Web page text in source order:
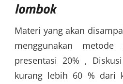
lombok
Materi yang akan
menggunakan
presentasi 20% ,
kurang lebih 60 % dari